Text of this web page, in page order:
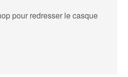
pour redresser le casque